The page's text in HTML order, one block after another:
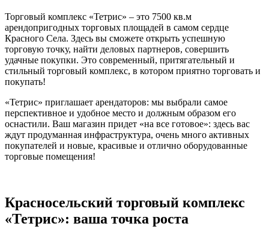
Торговый комплекс «Тетрис» – это 7500 кв.м
арендопригодных торговых площадей в самом сердце
Красного Села. Здесь вы сможете открыть успешную
торговую точку, найти деловых партнеров, совершить
удачные покупки. Это современный, притягательный и
стильный торговый комплекс, в котором приятно торговать и
покупать!
«Тетрис» приглашает арендаторов: мы выбрали самое
перспективное и удобное место и должным образом его
оснастили. Ваш магазин придет «на все готовое»: здесь вас
ждут продуманная инфраструктура, очень много активных
покупателей и новые, красивые и отлично оборудованные
торговые помещения!
Красносельский торговый комплекс
«Тетрис»: ваша точка роста